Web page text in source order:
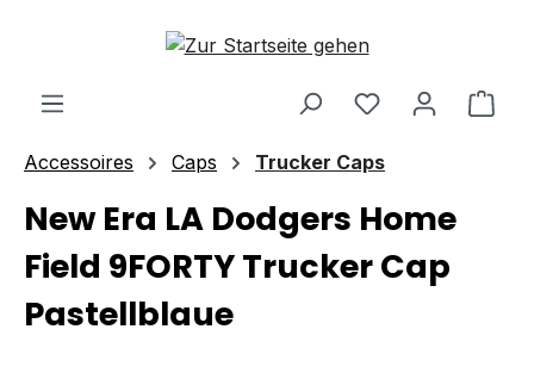
Zum Hauptinhalt springen
Accessoires Caps Trucker Caps
New Era LA Dodgers Home
Field 9FORTY Trucker Cap
Pastellblaue